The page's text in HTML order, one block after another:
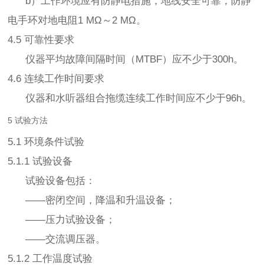
电手环对地电阻1 MΩ～2 MΩ。
4.5 可靠性要求
仪器平均故障间隔时间（MTBF）应不少于300h。
4.6 连续工作时间要求
仪器和水听器组合拖缆连续工作时间应不少于96h。
5 试验方法
5.1 环境条件试验
5.1.1 试验设备
试验设备包括：
——密闭空间，降温和升温设备；
——压力试验设备；
——交流调压器。
5.1.2 工作温度试验